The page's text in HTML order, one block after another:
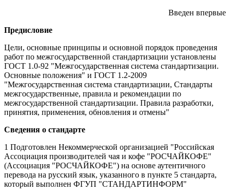
Введен впервые
Предисловие
Цели, основные принципы и основной порядок проведения
работ по межгосударственной стандартизации установлены
ГОСТ 1.0-92 "Межгосударственная система стандартизации.
Основные положения" и ГОСТ 1.2-2009
"Межгосударственная система стандартизации, Стандарты
межгосударственные, правила и рекомендации по
межгосударственной стандартизации. Правила разработки,
принятия, применения, обновления и отмены"
Сведения о стандарте
1 Подготовлен Некоммерческой организацией "Российская
Ассоциация производителей чая и кофе "РОСЧАЙКОФЕ"
(Ассоциация "РОСЧАЙКОФЕ") на основе аутентичного
перевода на русский язык, указанного в пункте 5 стандарта,
который выполнен ФГУП "СТАНДАРТИНФОРМ"